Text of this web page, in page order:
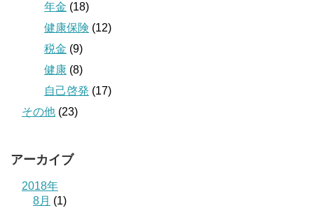
年金 (18)
健康保険 (12)
税金 (9)
健康 (8)
自己啓発 (17)
その他 (23)
アーカイブ
2018年
8月 (1)